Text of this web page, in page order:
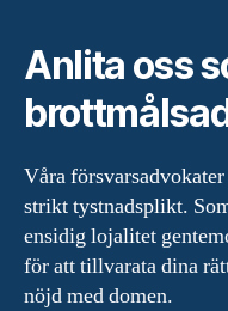
Anlita oss
Våra
strikt tystnadsplikt.
ensidig lojalitet
för att tillvarata dina
nöjd med domen.